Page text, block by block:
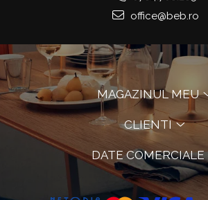
office@beb.ro
MAGAZINUL MEU
CLIENTI
DATE COMERCIALE